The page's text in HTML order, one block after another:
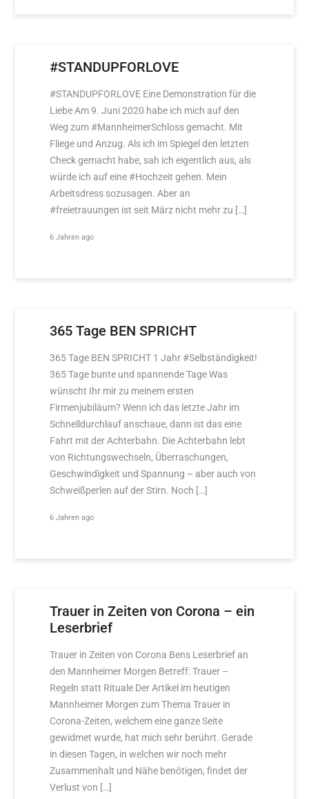
#STANDUPFORLOVE
#STANDUPFORLOVE Eine Demonstration für die
Liebe Am 9. Juni 2020 habe ich mich auf den
Weg zum #MannheimerSchloss gemacht. Mit
Fliege und Anzug. Als ich im Spiegel den letzten
Check gemacht habe, sah ich eigentlich aus, als
würde ich auf eine #Hochzeit gehen. Mein
Arbeitsdress sozusagen. Aber an
#freietrauungen ist seit März nicht mehr zu […]
6 Jahren ago
365 Tage BEN SPRICHT
365 Tage BEN SPRICHT 1 Jahr #Selbständigkeit!
365 Tage bunte und spannende Tage Was
wünscht Ihr mir zu meinem ersten
Firmenjubiläum? Wenn ich das letzte Jahr im
Schnelldurchlauf anschaue, dann ist das eine
Fahrt mit der Achterbahn. Die Achterbahn lebt
von Richtungswechseln, Überraschungen,
Geschwindigkeit und Spannung – aber auch von
Schweißperlen auf der Stirn. Noch […]
6 Jahren ago
Trauer in Zeiten von Corona – ein
Leserbrief
Trauer in Zeiten von Corona Bens Leserbrief an
den Mannheimer Morgen Betreff: Trauer –
Regeln statt Rituale Der Artikel im heutigen
Mannheimer Morgen zum Thema Trauer in
Corona-Zeiten, welchem eine ganze Seite
gewidmet wurde, hat mich sehr berührt. Gerade
in diesen Tagen, in welchen wir noch mehr
Zusammenhalt und Nähe benötigen, findet der
Verlust von […]